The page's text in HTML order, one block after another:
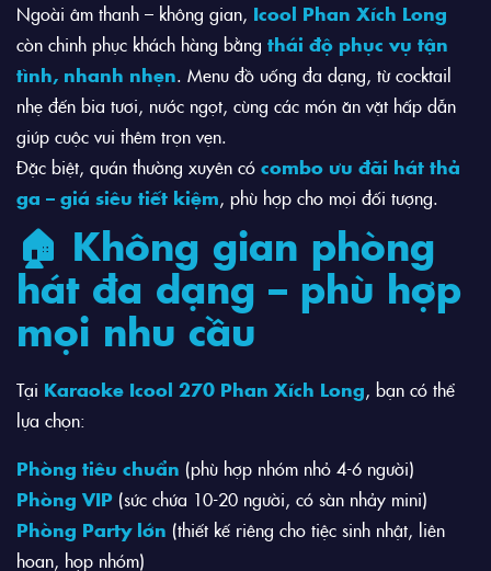
Ngoài âm thanh – không gian, Icool Phan Xích Long
còn chinh phục khách hàng bằng thái độ phục vụ tận
tình, nhanh nhẹn. Menu đồ uống đa dạng, từ cocktail
nhẹ đến bia tươi, nước ngọt, cùng các món ăn vặt hấp dẫn
giúp cuộc vui thêm trọn vẹn.
Đặc biệt, quán thường xuyên có combo ưu đãi hát thả
ga – giá siêu tiết kiệm, phù hợp cho mọi đối tượng.
🏠 Không gian phòng
hát đa dạng – phù hợp
mọi nhu cầu
Tại Karaoke Icool 270 Phan Xích Long, bạn có thể
lựa chọn:
Phòng tiêu chuẩn (phù hợp nhóm nhỏ 4-6 người)
Phòng VIP (sức chứa 10-20 người, có sàn nhảy mini)
Phòng Party lớn (thiết kế riêng cho tiệc sinh nhật, liên
hoan, họp nhóm)